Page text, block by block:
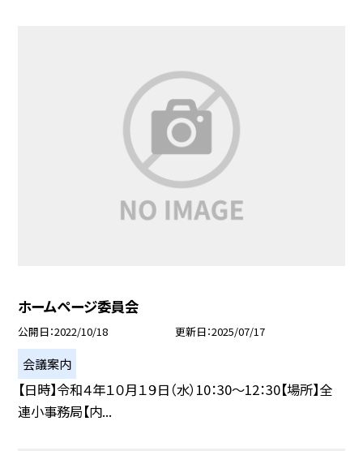
ホームページ委員会
公開日 2022/10/18 更新日 2025/07/17
会議案内
【日時】令和４年１０月１９日（水）10：30〜12：30【場所】全
連小事務局【内...